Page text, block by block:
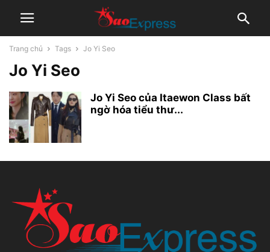
Trang chủ Tags Jo Yi Seo
Jo Yi Seo
Jo Yi Seo của Itaewon Class bất
ngờ hóa tiểu thư...